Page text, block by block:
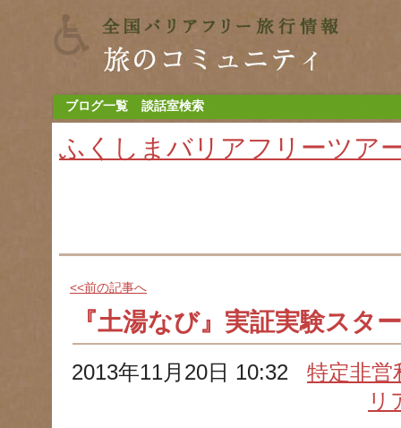
ブログ一覧 談話室検索
ふくしまバリアフリーツア
<<前の記事へ
『土湯なび』実証実験スタ
2013年11月20日 10:32特定非
リ